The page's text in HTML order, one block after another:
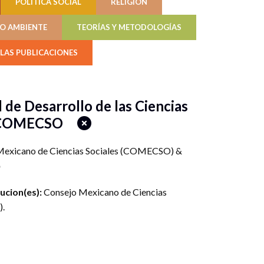
AMBIENTE TEORÍAS Y METODOLOGÍAS
PUBLICACIONES
de Desarrollo de las Ciencias
de Ciencias Sociales (COMECSO)&
Consejo Mexicano de Ciencias
.